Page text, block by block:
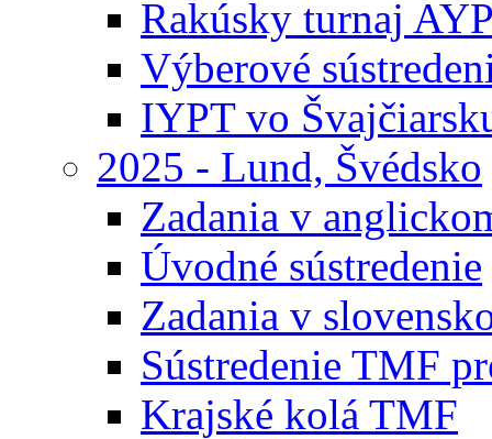
Rakúsky turnaj
Výberové
IYPT vo
2025 - Lund, Švédsko
Zadania v
Úvodné sústredenie
Zadania v
Sústredenie TMF
Krajské kolá TMF